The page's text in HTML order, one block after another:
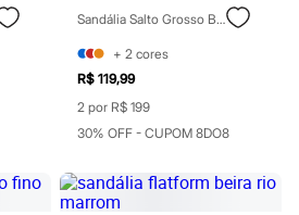
Sandália Salto Grosso Beira Rio Marrom
+ 2 cores
R$ 119,99
2 por R$ 199
30% OFF - CUPOM 8DO8